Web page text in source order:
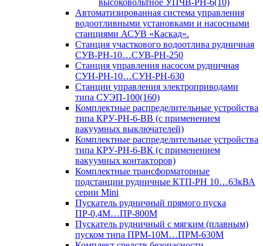
высоковольтное УПЧВ-РН-6(10)
Автоматизированная система управления
водоотливными установками и насосными
станциями АСУВ «Каскад».
Станция участкового водоотлива рудничная
СУВ-РН-10…СУВ-РН-250
Станция управления насосом рудничная
СУН-РН-10…СУН-РН-630
Станции управления электроприводами
типа СУЭП-100(160)
Комплектные распределительные устройства
типа КРУ-РН-6-ВВ (с применением
вакуумных выключателей)
Комплектные распределительные устройства
типа КРУ-РН-6-ВК (с применением
вакуумных контакторов)
Комплектные трансформаторные
подстанции рудничные КТП-РН 10…63кВА
серии Mini
Пускатель рудничный прямого пуска
ПР-0,4М…ПР-800М
Пускатель рудничный с мягким (плавным)
пуском типа ПРМ-10М…ПРМ-630М